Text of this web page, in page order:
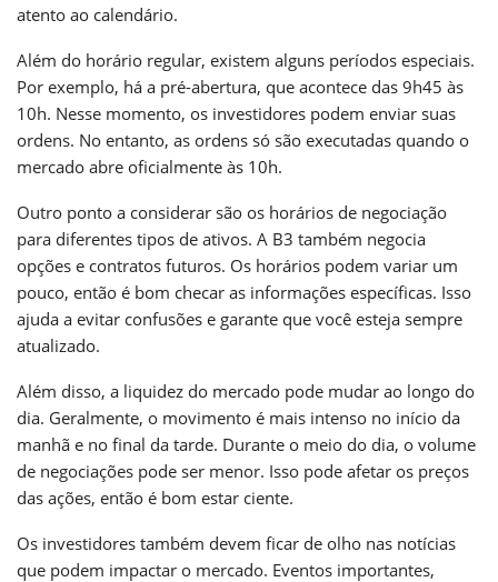
atento ao calendário.
Além do horário regular, existem alguns períodos especiais.
Por exemplo, há a pré-abertura, que acontece das 9h45 às
10h. Nesse momento, os investidores podem enviar suas
ordens. No entanto, as ordens só são executadas quando o
mercado abre oficialmente às 10h.
Outro ponto a considerar são os horários de negociação
para diferentes tipos de ativos. A B3 também negocia
opções e contratos futuros. Os horários podem variar um
pouco, então é bom checar as informações específicas. Isso
ajuda a evitar confusões e garante que você esteja sempre
atualizado.
Além disso, a liquidez do mercado pode mudar ao longo do
dia. Geralmente, o movimento é mais intenso no início da
manhã e no final da tarde. Durante o meio do dia, o volume
de negociações pode ser menor. Isso pode afetar os preços
das ações, então é bom estar ciente.
Os investidores também devem ficar de olho nas notícias
que podem impactar o mercado. Eventos importantes,